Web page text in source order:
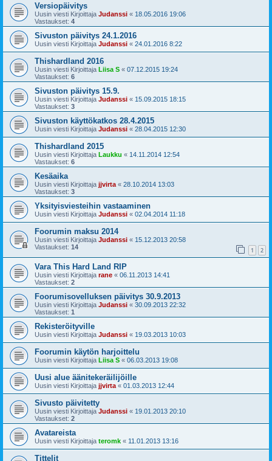
Versiopäivitys
Uusin viesti Kirjoittaja Judanssi « 18.05.2016 19:06
Vastaukset: 4
Sivuston päivitys 24.1.2016
Uusin viesti Kirjoittaja Judanssi « 24.01.2016 8:22
Thishardland 2016
Uusin viesti Kirjoittaja Liisa S « 07.12.2015 19:24
Vastaukset: 6
Sivuston päivitys 15.9.
Uusin viesti Kirjoittaja Judanssi « 15.09.2015 18:15
Vastaukset: 3
Sivuston käyttökatkos 28.4.2015
Uusin viesti Kirjoittaja Judanssi « 28.04.2015 12:30
Thishardland 2015
Uusin viesti Kirjoittaja Laukku « 14.11.2014 12:54
Vastaukset: 6
Kesäaika
Uusin viesti Kirjoittaja jjvirta « 28.10.2014 13:03
Vastaukset: 3
Yksityisviesteihin vastaaminen
Uusin viesti Kirjoittaja Judanssi « 02.04.2014 11:18
Foorumin maksu 2014
Uusin viesti Kirjoittaja Judanssi « 15.12.2013 20:58
Vastaukset: 14 1 2
Vara This Hard Land RIP
Uusin viesti Kirjoittaja rane « 06.11.2013 14:41
Vastaukset: 2
Foorumisovelluksen päivitys 30.9.2013
Uusin viesti Kirjoittaja Judanssi « 30.09.2013 22:32
Vastaukset: 1
Rekisteröityville
Uusin viesti Kirjoittaja Judanssi « 19.03.2013 10:03
Foorumin käytön harjoittelu
Uusin viesti Kirjoittaja Liisa S « 06.03.2013 19:08
Uusi alue äänitekeräilijöille
Uusin viesti Kirjoittaja jjvirta « 01.03.2013 12:44
Sivusto päivitetty
Uusin viesti Kirjoittaja Judanssi « 19.01.2013 20:10
Vastaukset: 2
Avatareista
Uusin viesti Kirjoittaja teromk « 11.01.2013 13:16
Tittelit